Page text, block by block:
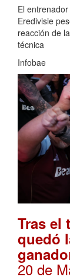
El
Eredivisie
reacción de
técnica
Infobae
Tras el
quedó
20 de